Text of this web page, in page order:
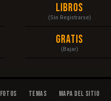
Libros
(Sin Registrarse)
Gratis
(Bajar)
Fotos Temas Mapa del Sitio